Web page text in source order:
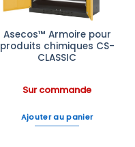
Asecos™ Armoire pour
produits chimiques CS-
CLASSIC
Sur commande
Ajouter au panier